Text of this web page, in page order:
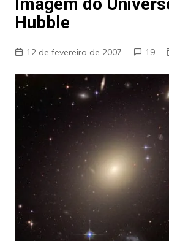
Hubble
12 de fevereiro de 2007 19